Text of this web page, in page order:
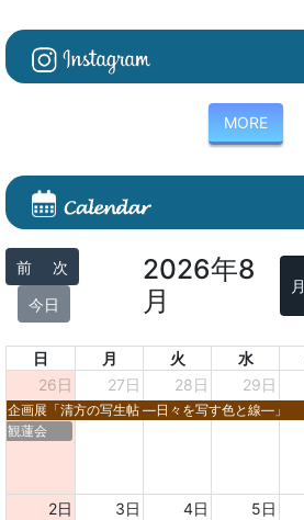
MORE
前 次
今日
2026年8
月
月
日 月 火 水
26日
27日 28日 29日
企画展「清方の写生帖 ―日々を写す色と線―」
観蓮会
2日 3日 4日 5日